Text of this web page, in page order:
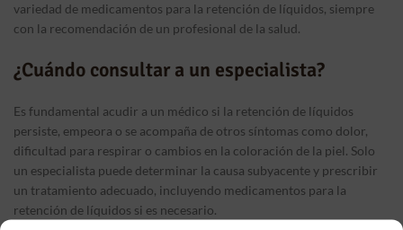
variedad de medicamentos para la retención de líquidos, siempre
con la recomendación de un profesional de la salud.
¿Cuándo consultar a un especialista?
Es fundamental acudir a un médico si la retención de líquidos
persiste, empeora o se acompaña de otros síntomas como dolor,
dificultad para respirar o cambios en la coloración de la piel. Solo
un especialista puede determinar la causa subyacente y prescribir
un tratamiento adecuado, incluyendo medicamentos para la
retención de líquidos si es necesario.